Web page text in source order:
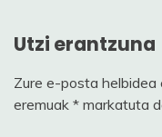
Utzi erantzuna
Zure e-posta helbidea
eremuak * markatuta